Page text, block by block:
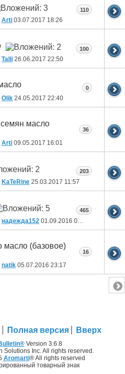
Arti 03.07.2017 18:26
110
Talli 26.06.2017 22:50
100
Olik 24.05.2017 22:40
0
масло
Arti 09.05.2017 16:01
36
KaTeRine 25.03.2017 11:57
203
надежда152 01.09.2016 09:09
465
масло (базовое)
natik 05.07.2016 23:17
16
Полная версия Вверх
Version 3.6.8
Inc. All rights reserved.
Aromarti® All rights reserved
товарный знак